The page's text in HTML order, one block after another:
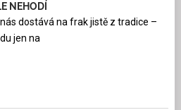
NEHODÍ
nás dostává na frak jistě z tradice –
jen na